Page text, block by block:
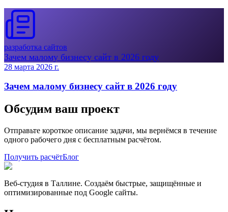
разработка сайтов
Зачем малому бизнесу сайт в 2026 году
28 марта 2026 г.
Зачем малому бизнесу сайт в 2026 году
Обсудим ваш проект
Отправьте короткое описание задачи, мы вернёмся в течение
одного рабочего дня с бесплатным расчётом.
Получить расчётБлог
Веб-студия в Таллине. Создаём быстрые, защищённые и
оптимизированные под Google сайты.